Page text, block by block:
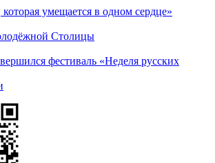
умещается в одном сердце»
Столицы
фестиваль «Неделя русских